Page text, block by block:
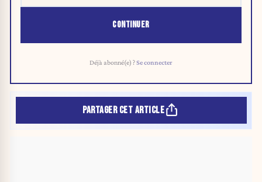
CONTINUER
Déjà abonné(e) ?Se connecter
PARTAGER CET ARTICLE